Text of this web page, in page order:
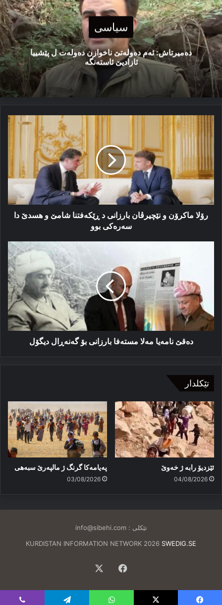
سیاسی
دەمیرتاش: ئەم دەولەتێ ناخوازن دەولەت ل پێشییا
ئازادیێ ئاستەنگە
رۆلا
ماکرۆن
و
بارزانی
د
ڕێکه‌فتنا
شامێ
و
هسدێ
دا
بوو
رۆلا ماکرۆن و نێچیرڤان بارزانی د ڕێکه‌فتنا شامێ و هسدێ دا
سەرەکی بوو
دەقێ
مستەفا
بارزانی
گەنەڕال
دیگۆل
دەقێ نامەیا مەلا مستەفا بارزانی بۆ گەنەڕال دیگۆل
تێکلدار
ئێزدیۆ رابە ژ خەوێ
04/08/2026
پەیامەكا گرنگ ژ مالپەرێ سبەهی
03/08/2026
تێکلی :info@sibehi.com
KURDISTAN INFORMATION NETWORK 2026 SWEDIG.SE
Facebook